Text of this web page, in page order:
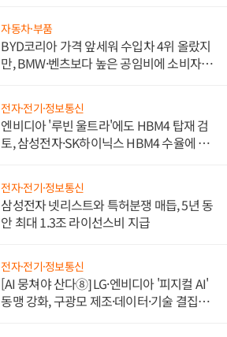
자동차·부품
BYD코리아 가격 앞세워 수입차 4위 올랐지
만, BMW·벤츠보다 높은 공임비에 소비자
전자·전기·정보통신
엔비디아 '루빈 울트라'에도 HBM4 탑재 검
토, 삼성전자·SK하이닉스 HBM4 수율에 주
전자·전기·정보통신
삼성전자 넷리스트와 특허분쟁 매듭, 5년 동
안 최대 1.3조 라이선스비 지급
전자·전기·정보통신
[AI 뭉쳐야 산다⑧] LG·엔비디아 '피지컬 AI'
동맹 강화, 구광모 제조·데이터·기술 결집